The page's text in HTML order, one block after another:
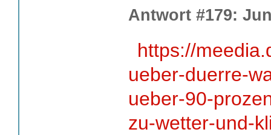
Antwort #179:
https://
ueber-duerre-
ueber-90-
zu-wetter-und-